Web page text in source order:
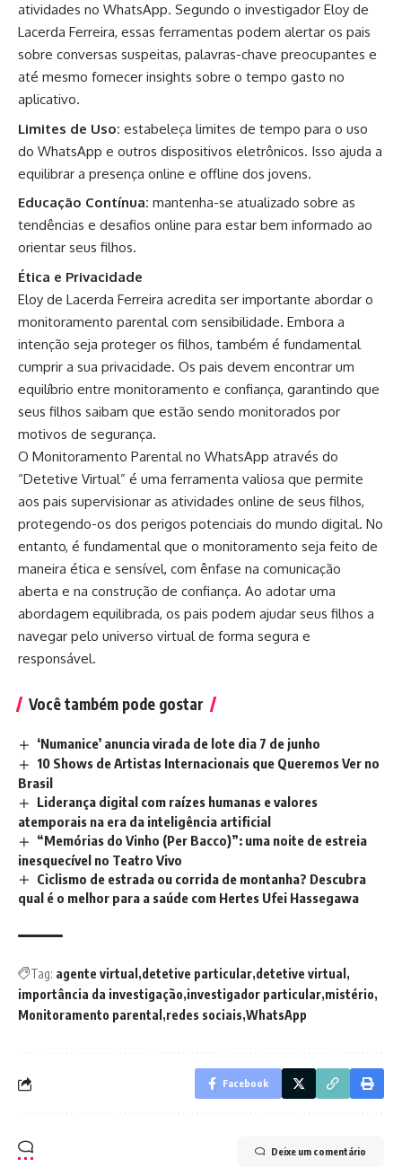
atividades no WhatsApp. Segundo o investigador Eloy de
Lacerda Ferreira, essas ferramentas podem alertar os pais
sobre conversas suspeitas, palavras-chave preocupantes e
até mesmo fornecer insights sobre o tempo gasto no
aplicativo.
Limites de Uso: estabeleça limites de tempo para o uso
do WhatsApp e outros dispositivos eletrônicos. Isso ajuda a
equilibrar a presença online e offline dos jovens.
Educação Contínua: mantenha-se atualizado sobre as
tendências e desafios online para estar bem informado ao
orientar seus filhos.
Ética e Privacidade
Eloy de Lacerda Ferreira acredita ser importante abordar o
monitoramento parental com sensibilidade. Embora a
intenção seja proteger os filhos, também é fundamental
cumprir a sua privacidade. Os pais devem encontrar um
equilíbrio entre monitoramento e confiança, garantindo que
seus filhos saibam que estão sendo monitorados por
motivos de segurança.
O Monitoramento Parental no WhatsApp através do
“Detetive Virtual” é uma ferramenta valiosa que permite
aos pais supervisionar as atividades online de seus filhos,
protegendo-os dos perigos potenciais do mundo digital. No
entanto, é fundamental que o monitoramento seja feito de
maneira ética e sensível, com ênfase na comunicação
aberta e na construção de confiança. Ao adotar uma
abordagem equilibrada, os pais podem ajudar seus filhos a
navegar pelo universo virtual de forma segura e
responsável.
Você também pode gostar
‘Numanice’ anuncia virada de lote dia 7 de junho
10 Shows de Artistas Internacionais que Queremos Ver no
Brasil
Liderança digital com raízes humanas e valores
atemporais na era da inteligência artificial
“Memórias do Vinho (Per Bacco)”: uma noite de estreia
inesquecível no Teatro Vivo
Ciclismo de estrada ou corrida de montanha? Descubra
qual é o melhor para a saúde com Hertes Ufei Hassegawa
Tag: agente virtual detetive particular detetive virtual
importância da investigação investigador particular mistério
Monitoramento parental redes sociais WhatsApp
Facebook
Deixe um comentário